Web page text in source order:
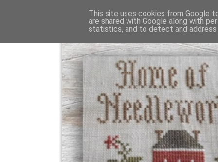
This site uses cookies from Google
are shared with Google along with
statistics, and to detect and address